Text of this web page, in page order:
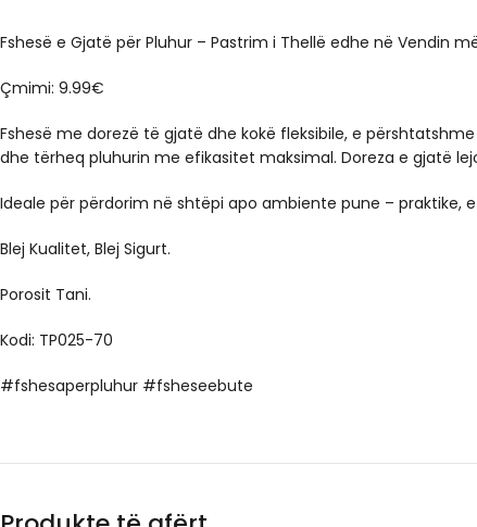
Fshesë e Gjatë për Pluhur – Pastrim i Thellë edhe në Vendin
Çmimi: 9.99€
Fshesë me dorezë të gjatë dhe kokë fleksibile, e
dhe tërheq pluhurin me efikasitet maksimal. Doreza e gjatë
Ideale për përdorim në shtëpi apo ambiente pune – praktike,
Blej Kualitet, Blej Sigurt.
Porosit Tani.
Kodi: TP025-70
#fshesaperpluhur #fsheseebute